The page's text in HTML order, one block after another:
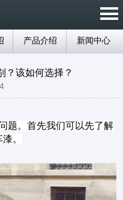
产品介绍 新闻中心
？该如何选择？
题。首先我们可以先了解
。